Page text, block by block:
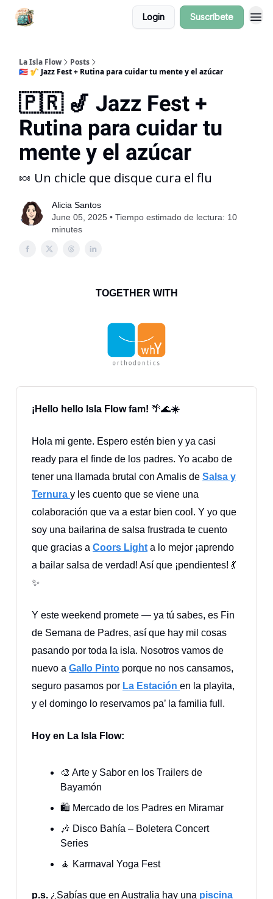
Login Suscríbete
La Isla Flow
Posts
🇵🇷 🎷 Jazz Fest + Rutina para cuidar tu mente y el azúcar
🇵🇷 🎷 Jazz Fest +
Rutina para cuidar tu
mente y el azúcar
🍬 Un chicle que disque cura el flu
Alicia Santos
June 05, 2025 • Tiempo estimado de lectura: 10
minutes
TOGETHER WITH
¡Hello hello Isla Flow fam! 🌴🌊☀️
Hola mi gente. Espero estén bien y ya casi
ready para el finde de los padres. Yo acabo de
tener una llamada brutal con Amalis de Salsa y
Ternura y les cuento que se viene una
colaboración que va a estar bien cool. Y yo que
soy una bailarina de salsa frustrada te cuento
que gracias a Coors Light a lo mejor ¡aprendo
a bailar salsa de verdad! Así que ¡pendientes! 💃
✨
Y este weekend promete — ya tú sabes, es Fin
de Semana de Padres, así que hay mil cosas
pasando por toda la isla. Nosotros vamos de
nuevo a Gallo Pinto porque no nos cansamos,
seguro pasamos por La Estación en la playita,
y el domingo lo reservamos pa’ la familia full.
Hoy en La Isla Flow:
🎨 Arte y Sabor en los Trailers de
Bayamón
🛍️ Mercado de los Padres en Miramar
🎶 Disco Bahía – Boletera Concert
Series
🧘 Karmaval Yoga Fest
p.s. ¿Sabías que en Australia hay una piscina